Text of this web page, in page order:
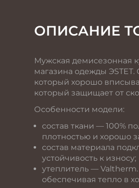
ОПИСАНИЕ
Мужская демисезонная
магазина одежды ЭSТЕТ.
который хорошо
который защищает от
Особенности модели:
состав ткани — 100%
плотностью и хорошо
состав материала
устойчивость к износу;
утеплитель —
обеспечивая тепло в